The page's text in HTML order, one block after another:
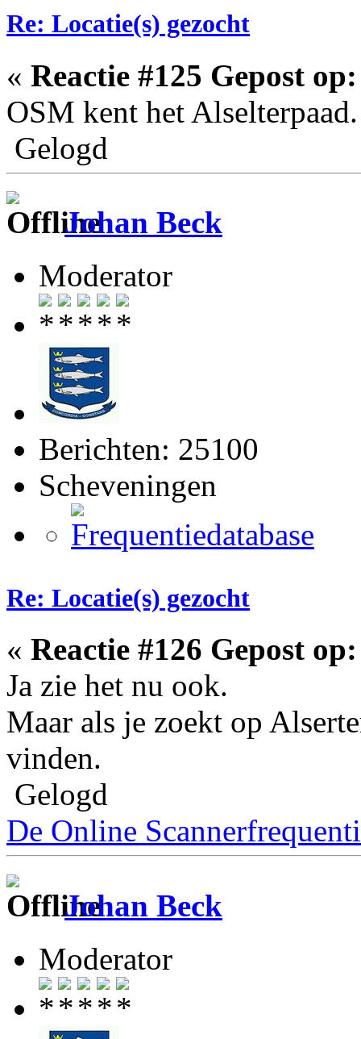
Re: Locatie(s) gezocht
« Reactie #125 Gepost op:
OSM kent het Alselterpaad.
Gelogd
Johan Beck
Moderator
Berichten: 25100
Scheveningen
Re: Locatie(s) gezocht
« Reactie #126 Gepost op:
Ja zie het nu ook.
Maar als je zoekt op
vinden.
Gelogd
De Online
Johan Beck
Moderator